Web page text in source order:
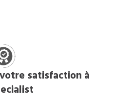
satisfaction à